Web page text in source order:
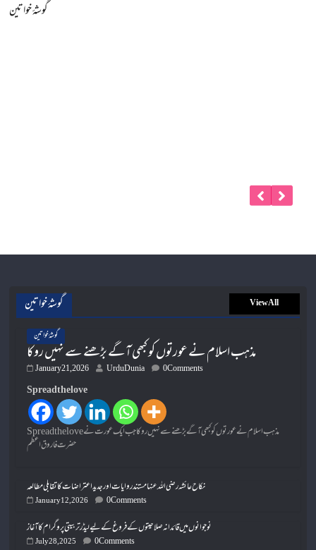
گوشۂ خواتین
گوشۂ خواتین View All
گوشۂ خواتین
مذہب اسلام نے عورتوں کو کبھی آگے بڑھنے سے نہیں روکا
January 21, 2026 UrduDunia 0 Comments
Spread the love
Spread the loveمذہب اسلام نے عورتوں کو کبھی آگے بڑھنے سے نہیں روکا جب ایک عورت نے
حضرت فاروق اعظم
نکاح عائشہ رضی اللہ عنہا مستند روایات اور جدید اعتراضات کا تقابلی مطالعہ
January 12, 2026 0 Comments
نوجوانوں میں قائدانہ صلاحیتوں کے فروغ کے لیے لیڈر تربیتی پروگرام کا آغاز
July 28, 2025 0 Comments